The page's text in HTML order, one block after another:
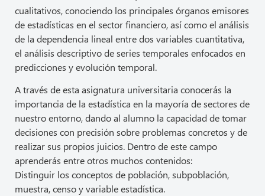
cualitativos, conociendo los principales órganos emisores
de estadísticas en el sector financiero, así como el análisis
de la dependencia lineal entre dos variables cuantitativa,
el análisis descriptivo de series temporales enfocados en
predicciones y evolución temporal.
A través de esta asignatura universitaria conocerás la
importancia de la estadística en la mayoría de sectores de
nuestro entorno, dando al alumno la capacidad de tomar
decisiones con precisión sobre problemas concretos y de
realizar sus propios juicios. Dentro de este campo
aprenderás entre otros muchos contenidos:
Distinguir los conceptos de población, subpoblación,
muestra, censo y variable estadística.